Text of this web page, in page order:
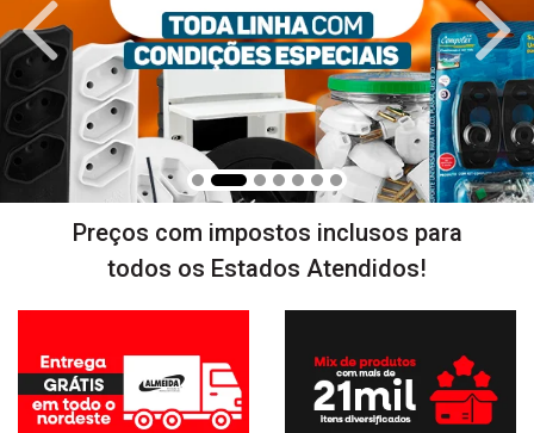
Preços com impostos inclusos para
todos os Estados Atendidos!